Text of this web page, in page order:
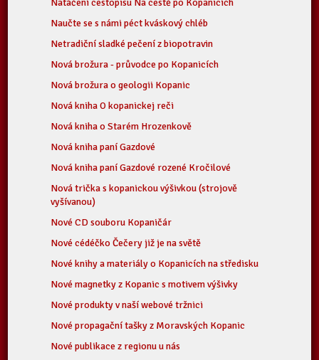
Natáčení cestopisu Na cestě po Kopanicích
Naučte se s námi péct kváskový chléb
Netradiční sladké pečení z biopotravin
Nová brožura - průvodce po Kopanicích
Nová brožura o geologii Kopanic
Nová kniha O kopanickej reči
Nová kniha o Starém Hrozenkově
Nová kniha paní Gazdové
Nová kniha paní Gazdové rozené Kročilové
Nová trička s kopanickou výšivkou (strojově
vyšívanou)
Nové CD souboru Kopaničár
Nové cédéčko Čečery již je na světě
Nové knihy a materiály o Kopanicích na středisku
Nové magnetky z Kopanic s motivem výšivky
Nové produkty v naší webové tržnici
Nové propagační tašky z Moravských Kopanic
Nové publikace z regionu u nás